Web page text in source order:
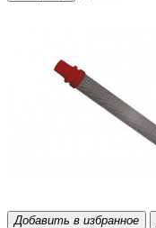
Добавить в избранное